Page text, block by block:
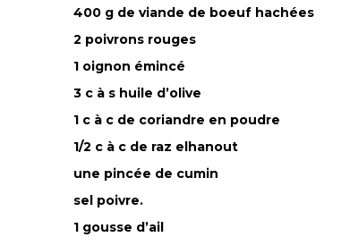
400 g de viande de boeuf hachées
2 poivrons rouges
1 oignon émincé
3 c à s huile d’olive
1 c à c de coriandre en poudre
1/2 c à c de raz el hanout
une pincée de cumin
sel poivre.
1 gousse d’ail